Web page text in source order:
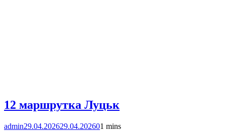
12 маршрутка Луцьк
admin29.04.202629.04.202601 mins